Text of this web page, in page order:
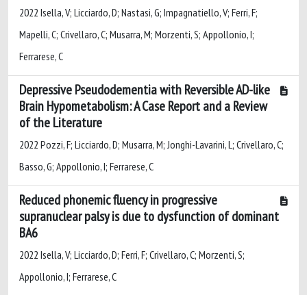
2022 Isella, V; Licciardo, D; Nastasi, G; Impagnatiello, V; Ferri, F;
Mapelli, C; Crivellaro, C; Musarra, M; Morzenti, S; Appollonio, I;
Ferrarese, C
Depressive Pseudodementia with Reversible AD-like
Brain Hypometabolism: A Case Report and a Review
of the Literature
2022 Pozzi, F; Licciardo, D; Musarra, M; Jonghi-Lavarini, L; Crivellaro, C;
Basso, G; Appollonio, I; Ferrarese, C
Reduced phonemic fluency in progressive
supranuclear palsy is due to dysfunction of dominant
BA6
2022 Isella, V; Licciardo, D; Ferri, F; Crivellaro, C; Morzenti, S;
Appollonio, I; Ferrarese, C